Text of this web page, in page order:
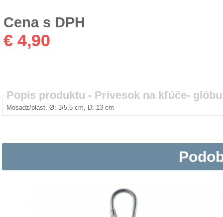
Cena s DPH
€ 4,90
Popis produktu - Prívesok na kľúče-
Mosadz/plast, Ø: 3/5,5 cm, D: 13 cm